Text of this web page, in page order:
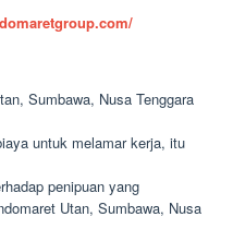
Sumbawa, Nusa Tenggara
untuk melamar kerja, itu
penipuan yang
Utan, Sumbawa, Nusa